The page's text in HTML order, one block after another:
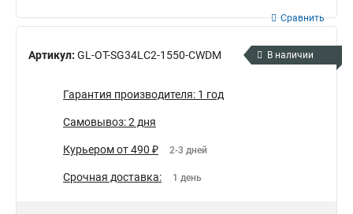
Артикул: GL-OT-SG34LC2-1550-CWDM
Сравнить
В наличии
Гарантия производителя: 1 год
Самовывоз: 2 дня
Курьером от 490 ₽ 2-3 дней
Срочная доставка: 1 день